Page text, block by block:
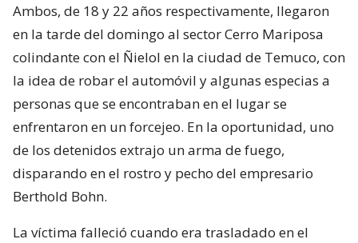
Ambos, de 18 y 22 años respectivamente, llegaron
en la tarde del domingo al sector Cerro Mariposa
colindante con el Ñielol en la ciudad de Temuco, con
la idea de robar el automóvil y algunas especias a
personas que se encontraban en el lugar se
enfrentaron en un forcejeo. En la oportunidad, uno
de los detenidos extrajo un arma de fuego,
disparando en el rostro y pecho del empresario
Berthold Bohn.
La víctima falleció cuando era trasladado en el